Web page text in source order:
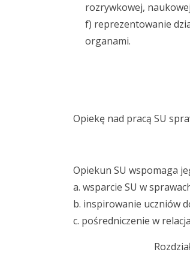
rozrywkowej,
f) reprezentowanie
organami.
Opiekę nad pracą SU
Opiekun SU wspomaga
a. wsparcie SU w
b. inspirowanie uczniów
c. pośredniczenie w